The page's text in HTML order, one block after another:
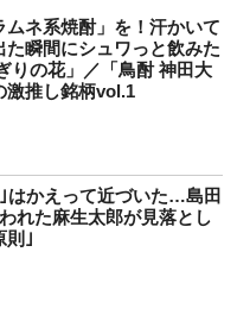
ムネ系焼酎」を！汗かいて
た瞬間にシュワっと飲みた
りの花」／「鳥酎 神田大
激推し銘柄vol.1
はかえって近づいた…島田
れた麻生太郎が見落とし
則｣